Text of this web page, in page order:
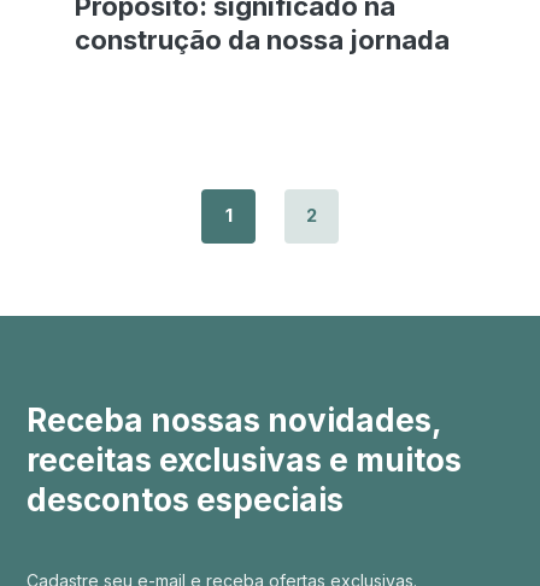
construção da nossa jornada
1 2
Receba nossas novidades,
receitas exclusivas e muitos
descontos especiais
Cadastre seu e-mail e receba ofertas exclusivas.